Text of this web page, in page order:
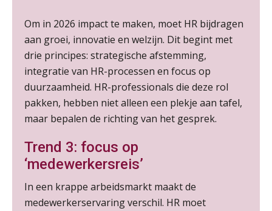
Om in 2026 impact te maken, moet HR bijdragen
aan groei, innovatie en welzijn. Dit begint met
drie principes: strategische afstemming,
integratie van HR-processen en focus op
duurzaamheid. HR-professionals die deze rol
pakken, hebben niet alleen een plekje aan tafel,
maar bepalen de richting van het gesprek.
Trend 3: focus op
‘medewerkersreis’
In een krappe arbeidsmarkt maakt de
medewerkerservaring verschil. HR moet
25
AUG
MOCuitgevers
25
AUG
MOCuitgevers
25
MOCuitgevers
25